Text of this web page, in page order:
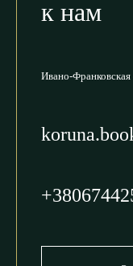
к нам
Ивано-Франковская